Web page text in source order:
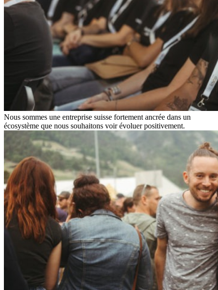
Nous sommes une entreprise suisse fortement ancrée dans un
écosystème que nous souhaitons voir évoluer positivement.